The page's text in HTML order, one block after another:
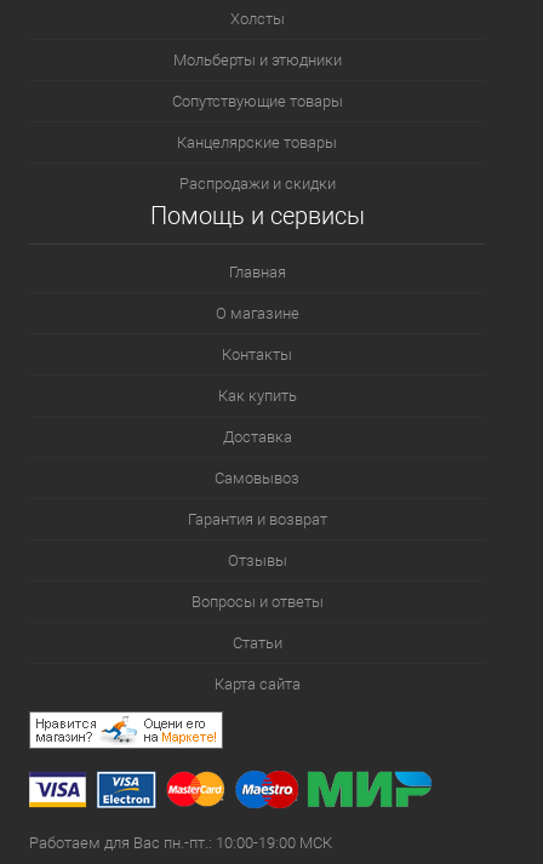
Холсты
Мольберты и этюдники
Сопутствующие товары
Канцелярские товары
Распродажи и скидки
Помощь и сервисы
Главная
О магазине
Контакты
Как купить
Доставка
Самовывоз
Гарантия и возврат
Отзывы
Вопросы и ответы
Статьи
Карта сайта
Работаем для Вас пн.-пт.: 10:00-19:00 МСК